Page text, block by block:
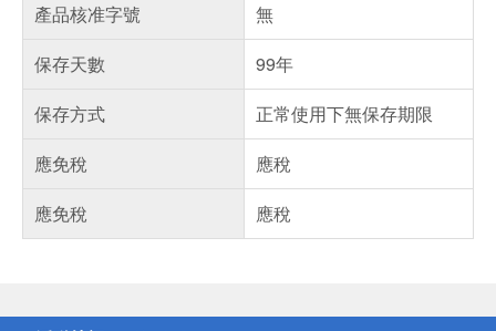
產品核准字號
無
保存天數
99年
保存方式
正常使用下無保存期限
應免稅
應稅
應免稅
應稅
得獎公告